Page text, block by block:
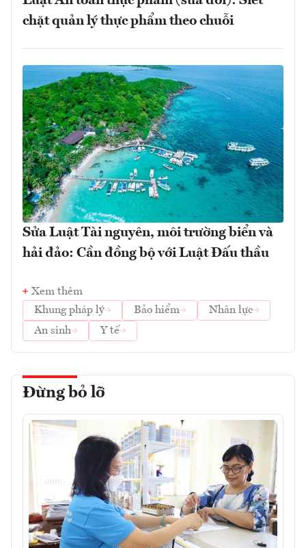
chặt quản lý thực phẩm theo chuỗi
Sửa Luật Tài nguyên, môi trường biển và
hải đảo: Cần đồng bộ với Luật Đấu thầu
Xem thêm
Khung pháp lý
Bảo hiểm
Nhân lực
An sinh
Y tế
Đừng bỏ lỡ